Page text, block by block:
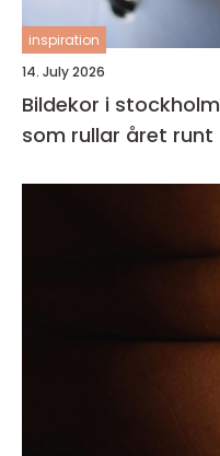
inspiration
14. July 2026
Bildekor i stockholm synlig marknadsföring
som rullar året runt